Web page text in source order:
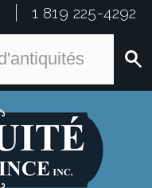
1 819 225-4292